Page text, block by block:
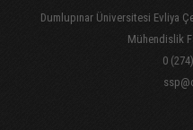
Dumlupınar Üniversitesi Evliya
Mühendislik
0